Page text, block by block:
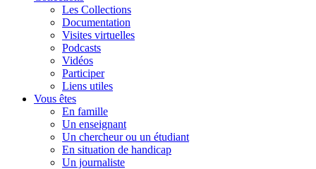
Les Collections
Documentation
Visites virtuelles
Podcasts
Vidéos
Participer
Liens utiles
Vous êtes
En famille
Un enseignant
Un chercheur ou un étudiant
En situation de handicap
Un journaliste